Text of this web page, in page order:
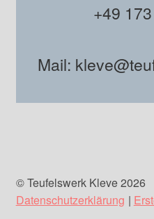
+49
Mail:
© Teufelswerk Kleve 2026
Datenschutzerklärung